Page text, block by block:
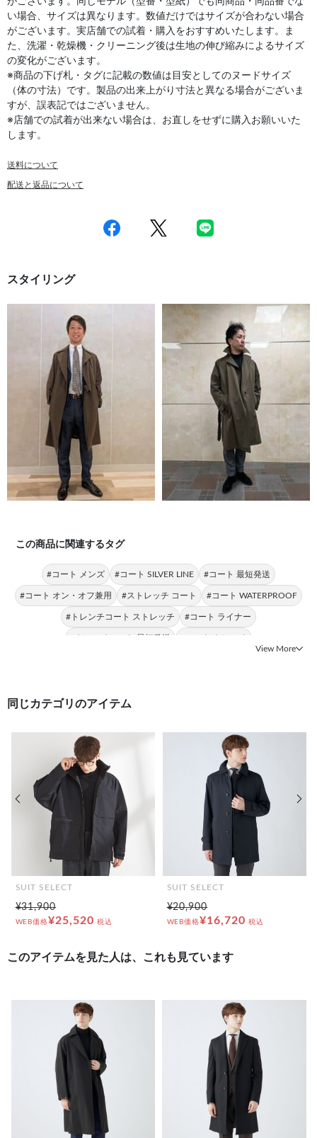
い場合、サイズは異なります。数値だけではサイズが合わない場合
がございます。実店舗での試着・購入をおすすめいたします。ま
た、洗濯・乾燥機・クリーニング後は生地の伸び縮みによるサイズ
の変化がございます。
※商品の下げ札・タグに記載の数値は目安としてのヌードサイズ
（体の寸法）です。製品の出来上がり寸法と異なる場合がございま
すが、誤表記ではございません。
※店舗での試着が出来ない場合は、お直しをせずに購入お願いいた
します。
送料について
配送と返品について
スタイリング
この商品に関連するタグ
#コート メンズ #コート SILVER LINE #コート 最短発送
#コート オン・オフ兼用 #ストレッチ コート #コート WATERPROOF
#トレンチコート ストレッチ #コート ライナー
View More
同じカテゴリのアイテム
SUIT SELECT
¥31,900
WEB価格¥25,520 税込
SUIT SELECT
¥20,900
WEB価格¥16,720 税込
前の画像
このアイテムを見た人は、これも見ています